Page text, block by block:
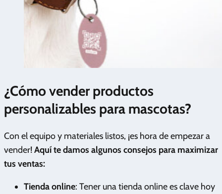
¿Cómo vender productos
personalizables para mascotas?
Con el equipo y materiales listos, ¡es hora de empezar a
vender!Aquí te damos algunos consejos para maximizar
tus ventas:
Tienda online: Tener una tienda online es clave hoy